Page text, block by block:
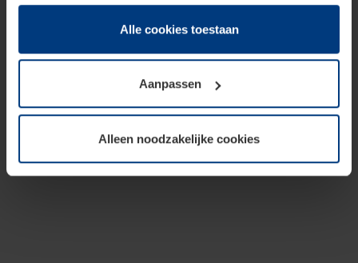
hun diensten hebben verzameld.
Juridisch hebben wij het recht om cookies op uw
van deze pagina's absoluut vereist is. Voor alle andere
soorten cookies is uw toestemming benodigd. Uw
toestemming kunt u op elk moment bij de uitleg van de
wijzigen of herroepen.
Alle cookies toestaan
Aanpassen
Alleen noodzakelijke cookies